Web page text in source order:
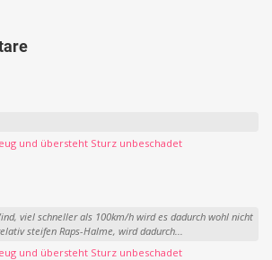
und übersteht Sturz unbeschadet
viel schneller als 100km/h wird es dadurch wohl nicht
steifen Raps-Halme, wird dadurch...
und übersteht Sturz unbeschadet